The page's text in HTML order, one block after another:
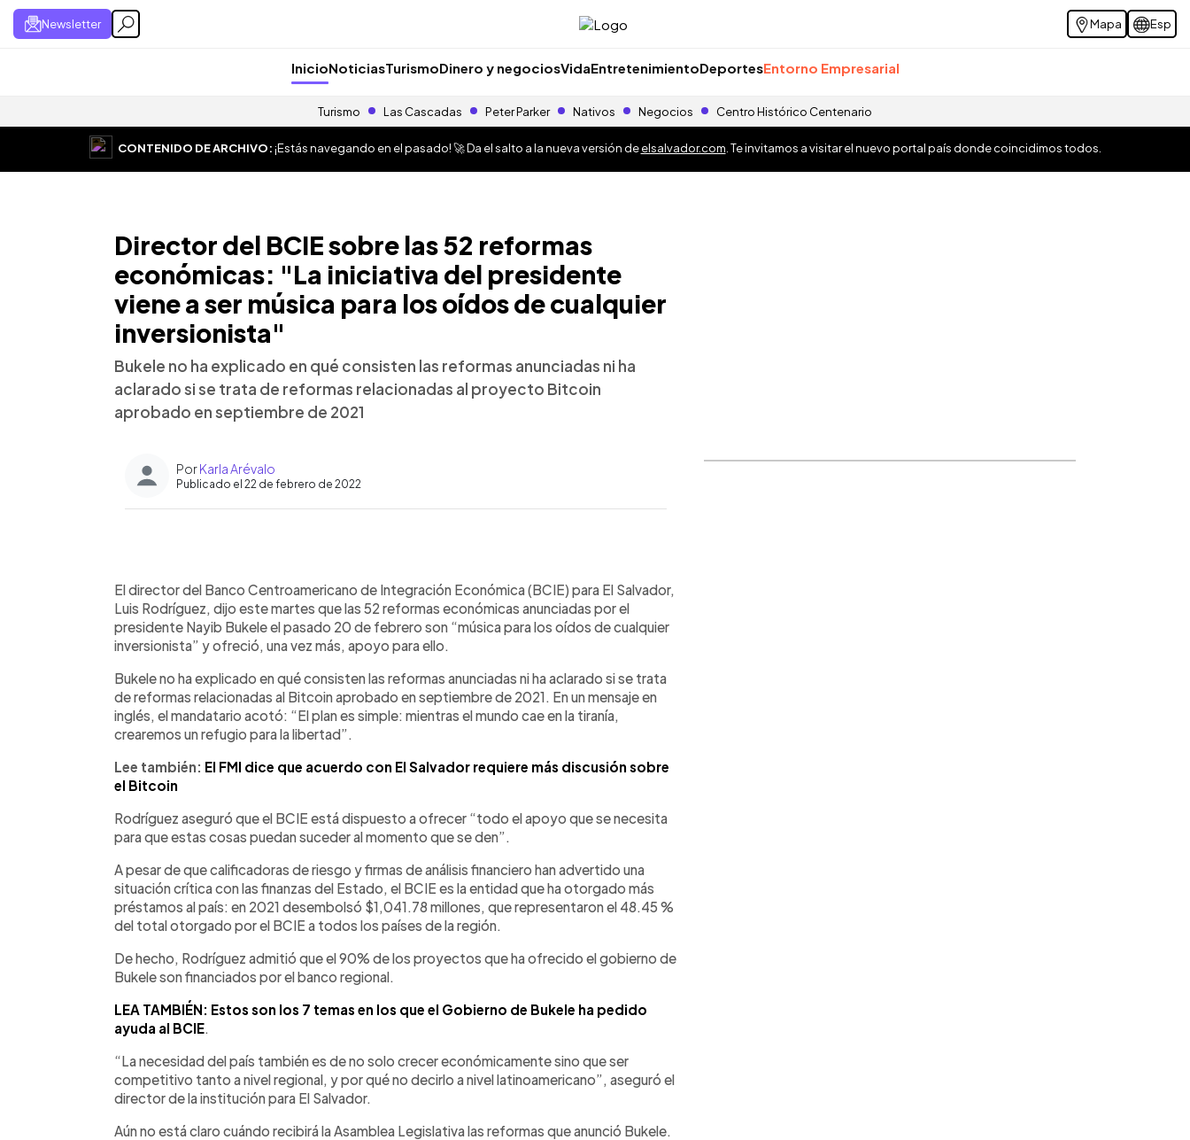
Newsletter Mapa Esp
InicioNoticiasTurismoDinero y negociosVidaEntretenimientoDeportesEntorno Empresarial
Turismo Las Cascadas Peter Parker Nativos Negocios Centro Histórico Centenario
CONTENIDO DE ARCHIVO:¡Estás navegando en el pasado! 🚀 Da el salto a la nueva versión deelsalvador.com . Te invitamos a visitar el nuevo portal país donde coincidimos todos.
Director del BCIE sobre las 52 reformas
económicas: "La iniciativa del presidente
viene a ser música para los oídos de cualquier
inversionista"
Bukele no ha explicado en qué consisten las reformas anunciadas ni ha
aclarado si se trata de reformas relacionadas al proyecto Bitcoin
aprobado en septiembre de 2021
PorKarla Arévalo
Publicado el 22 de febrero de 2022
Escuchar artículo
El director del Banco Centroamericano de Integración Económica (BCIE) para El Salvador,
Luis Rodríguez, dijo este martes que las 52 reformas económicas anunciadas por el
presidente Nayib Bukele el pasado 20 de febrero son “música para los oídos de cualquier
inversionista” y ofreció, una vez más, apoyo para ello.
Bukele no ha explicado en qué consisten las reformas anunciadas ni ha aclarado si se trata
de reformas relacionadas al Bitcoin aprobado en septiembre de 2021. En un mensaje en
inglés, el mandatario acotó: “El plan es simple: mientras el mundo cae en la tiranía,
crearemos un refugio para la libertad”.
Lee también: El FMI dice que acuerdo con El Salvador requiere más discusión sobre
el Bitcoin
Rodríguez aseguró que el BCIE está dispuesto a ofrecer “todo el apoyo que se necesita
para que estas cosas puedan suceder al momento que se den”.
A pesar de que calificadoras de riesgo y firmas de análisis financiero han advertido una
situación crítica con las finanzas del Estado, el BCIE es la entidad que ha otorgado más
préstamos al país: en 2021 desembolsó $1,041.78 millones, que representaron el 48.45 %
del total otorgado por el BCIE a todos los países de la región.
De hecho, Rodríguez admitió que el 90% de los proyectos que ha ofrecido el gobierno de
Bukele son financiados por el banco regional.
LEA TAMBIÉN: Estos son los 7 temas en los que el Gobierno de Bukele ha pedido
ayuda al BCIE.
“La necesidad del país también es de no solo crecer económicamente sino que ser
competitivo tanto a nivel regional, y por qué no decirlo a nivel latinoamericano”, aseguró el
director de la institución para El Salvador.
Aún no está claro cuándo recibirá la Asamblea Legislativa las reformas que anunció Bukele.